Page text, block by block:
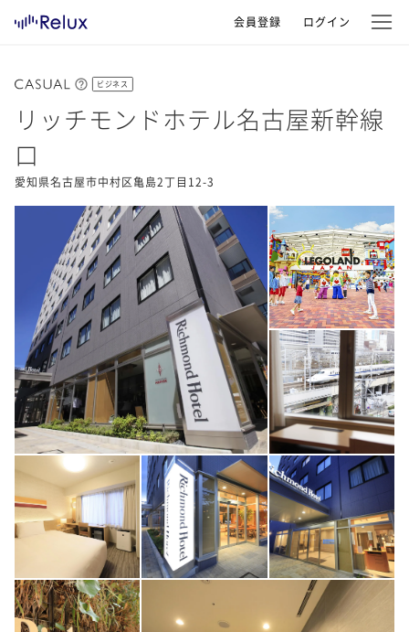
会員登録 ログイン
ビジネス
リッチモンドホテル名古屋新幹線
口
愛知県名古屋市中村区亀島2丁目12-3